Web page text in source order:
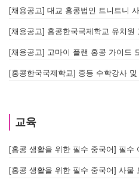
[채용공고] 홍콩한국국제학교 유치원
[채용공고] 고마이 플랜 홍콩 가이드
[홍콩한국국제학교] 중등 수학강사
교육
[홍콩 생활을 위한 필수 중국어] 필수
[홍콩 생활을 위한 필수 중국어] 사물